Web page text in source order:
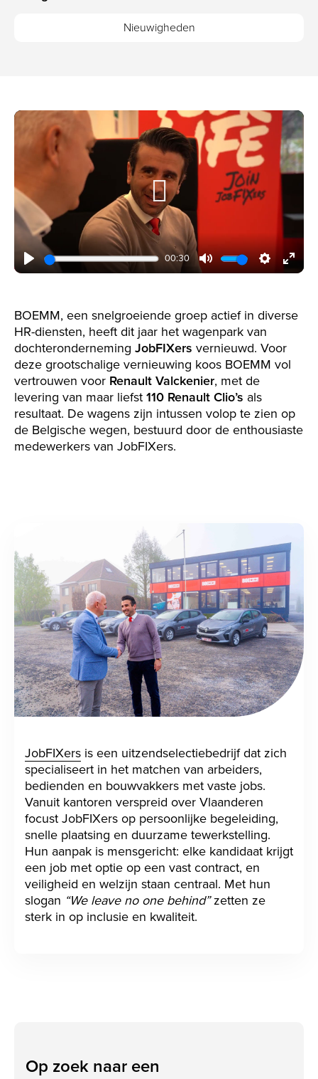
Nieuwigheden
Play
00:30
Mute Settings
Enter
Play
BOEMM, een snelgroeiende groep actief in diverse
HR-diensten, heeft dit jaar het wagenpark van
dochteronderneming JobFIXers vernieuwd. Voor
deze grootschalige vernieuwing koos BOEMM vol
vertrouwen voor Renault Valckenier, met de
levering van maar liefst110 Renault Clio’s als
resultaat. De wagens zijn intussen volop te zien op
de Belgische wegen, bestuurd door de enthousiaste
medewerkers van JobFIXers.
JobFIXers is een uitzendselectiebedrijf dat zich
specialiseert in het matchen van arbeiders,
bedienden en bouwvakkers met vaste jobs.
Vanuit kantoren verspreid over Vlaanderen
focust JobFIXers op persoonlijke begeleiding,
snelle plaatsing en duurzame tewerkstelling.
Hun aanpak is mensgericht: elke kandidaat krijgt
een job met optie op een vast contract, en
veiligheid en welzijn staan centraal. Met hun
slogan “We leave no one behind”zetten ze
sterk in op inclusie en kwaliteit.
Op zoek naar een